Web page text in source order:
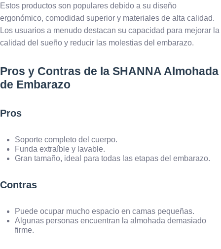
Estos productos son populares debido a su diseño
ergonómico, comodidad superior y materiales de alta calidad.
Los usuarios a menudo destacan su capacidad para mejorar la
calidad del sueño y reducir las molestias del embarazo.
Pros y Contras de la SHANNA Almohada
de Embarazo
Pros
Soporte completo del cuerpo.
Funda extraíble y lavable.
Gran tamaño, ideal para todas las etapas del embarazo.
Contras
Puede ocupar mucho espacio en camas pequeñas.
Algunas personas encuentran la almohada demasiado
firme.